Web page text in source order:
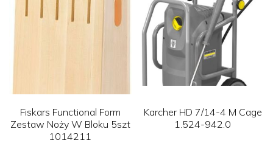
Fiskars Functional Form
Zestaw Noży W Bloku 5szt
1014211
Karcher HD 7/14-4 M Cage
1.524-942.0